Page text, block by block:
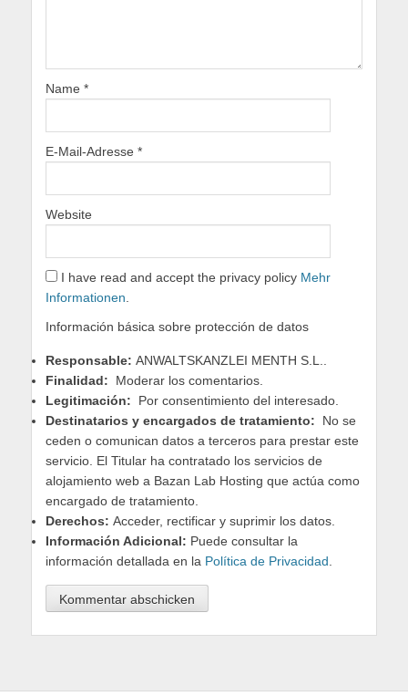
Name *
E-Mail-Adresse *
Website
I have read and accept the privacy policy Mehr
Informationen
Información básica sobre protección de datos
Responsable: ANWALTSKANZLEI MENTH S.L..
Finalidad: Moderar los comentarios.
Legitimación: Por consentimiento del interesado.
Destinatarios y encargados de tratamiento: No se
ceden o comunican datos a terceros para prestar este
servicio. El Titular ha contratado los servicios de
alojamiento web a Bazan Lab Hosting que actúa como
encargado de tratamiento.
Derechos: Acceder, rectificar y suprimir los datos.
Información Adicional: Puede consultar la
información detallada en la Política de Privacidad